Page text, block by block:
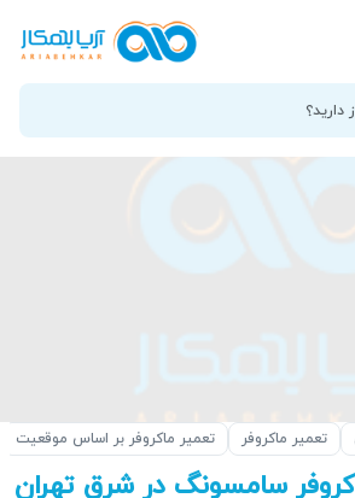
تعمیر ماکروفر تعمیر ماکروفر بر اساس موقعیت
سامسونگ در شرق تهران